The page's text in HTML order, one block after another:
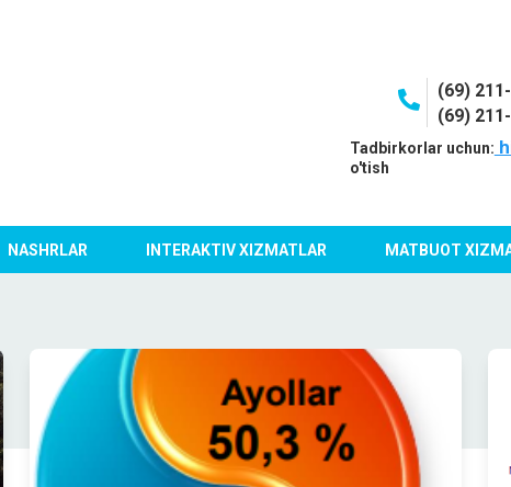
(69)
(69)
Tadbirkorlar uchun:
o'tish
NASHRLAR INTERAKTIV XIZMATLAR MATBUOT